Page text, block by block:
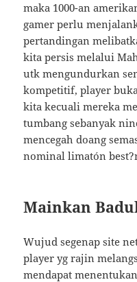
maka 1000-an
gamer perlu
pertandingan
kita persis melalui
utk mengundurkan
kompetitif, player
kita kecuali mereka
tumbang sebanyak
mencegah doang
nominal limatón
Mainkan
Wujud segenap site
player yg rajin
mendapat